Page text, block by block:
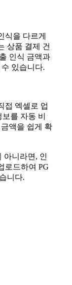
식을 다르게
상품 결제 건
인식 금액과
있습니다.
접 엑셀로 업
를 자동 비
액을 쉽게 확
아니라면, 인
로드하여 PG
니다.